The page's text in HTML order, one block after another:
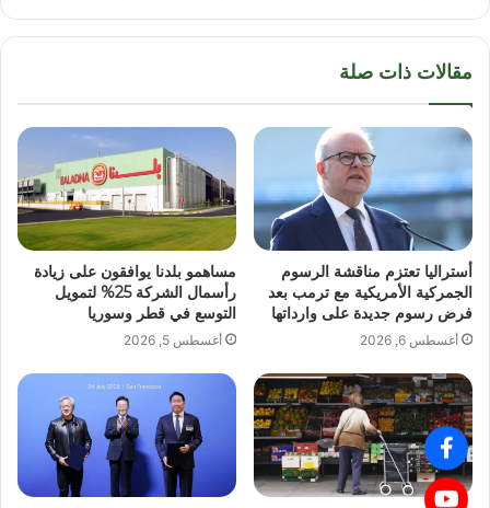
مقالات ذات صلة
أستراليا تعتزم مناقشة الرسوم
الجمركية الأمريكية مع ترمب بعد
فرض رسوم جديدة على وارداتها
أغسطس 6, 2026
مساهمو بلدنا يوافقون على زيادة
رأسمال الشركة 25% لتمويل
التوسع في قطر وسوريا
أغسطس 5, 2026